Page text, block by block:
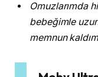
Omuzlarımda
bebeğimle
memnun